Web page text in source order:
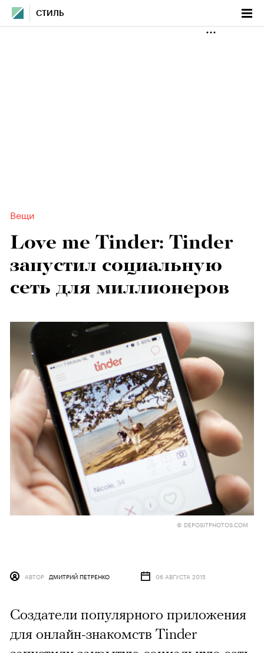
СТИЛЬ
Вещи
Love me Tinder: Tinder
запустил социальную
сеть для миллионеров
© DEPOSITPHOTOS.COM
АВТОР ДМИТРИЙ ПЕТРЕНКО 06 АВГУСТА 2015
Создатели популярного приложения
для онлайн-знакомств Tinder